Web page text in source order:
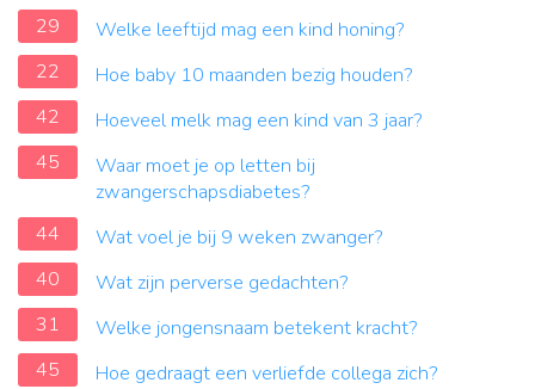
29
Welke leeftijd mag een kind honing?
22
Hoe baby 10 maanden bezig houden?
42
Hoeveel melk mag een kind van 3 jaar?
45
Waar moet je op letten bij
zwangerschapsdiabetes?
44
Wat voel je bij 9 weken zwanger?
40
Wat zijn perverse gedachten?
31
Welke jongensnaam betekent kracht?
45
Hoe gedraagt een verliefde collega zich?